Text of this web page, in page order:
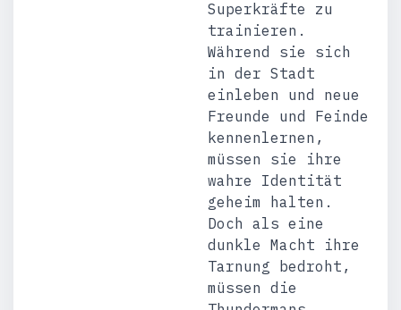
Superkräfte zu
trainieren.
Während sie sich
in der Stadt
einleben und neue
Freunde und Feinde
kennenlernen,
müssen sie ihre
wahre Identität
geheim halten.
Doch als eine
dunkle Macht ihre
Tarnung bedroht,
müssen die